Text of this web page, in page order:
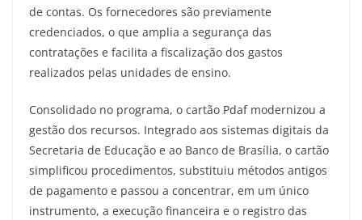
de contas. Os fornecedores são previamente
credenciados, o que amplia a segurança das
contratações e facilita a fiscalização dos gastos
realizados pelas unidades de ensino.
Consolidado no programa, o cartão Pdaf modernizou a
gestão dos recursos. Integrado aos sistemas digitais da
Secretaria de Educação e ao Banco de Brasília, o cartão
simplificou procedimentos, substituiu métodos antigos
de pagamento e passou a concentrar, em um único
instrumento, a execução financeira e o registro das